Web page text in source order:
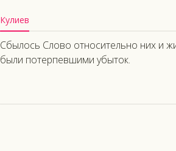
Кулиев
Сбылось Слово относительно них и
были потерпевшими убыток.